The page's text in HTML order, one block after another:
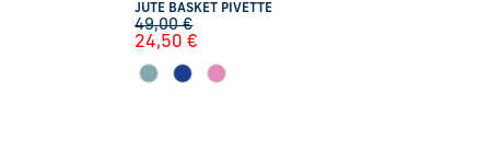
JUTE BASKET PIVETTE
49,00€
24,50€